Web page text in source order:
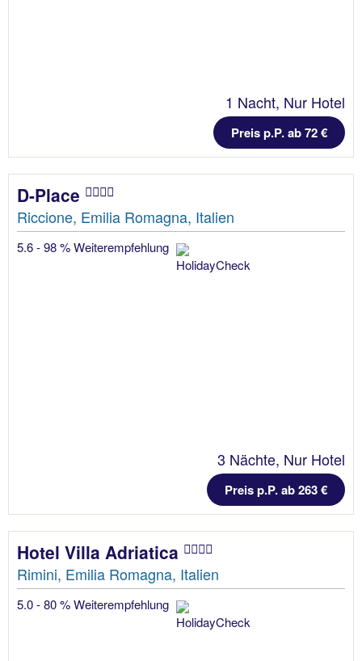
1 Nacht, Nur Hotel
Preis p.P. ab 72 €
D-Place
Riccione, Emilia Romagna, Italien
5.6 - 98 % Weiterempfehlung
3 Nächte, Nur Hotel
Preis p.P. ab 263 €
Hotel Villa Adriatica
Rimini, Emilia Romagna, Italien
5.0 - 80 % Weiterempfehlung